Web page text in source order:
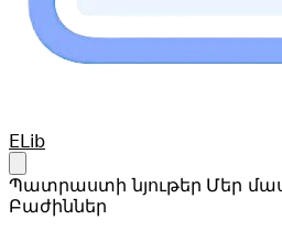
Your Company
ELib
Պատրաստի նյութեր Մեր
Բաժիններ